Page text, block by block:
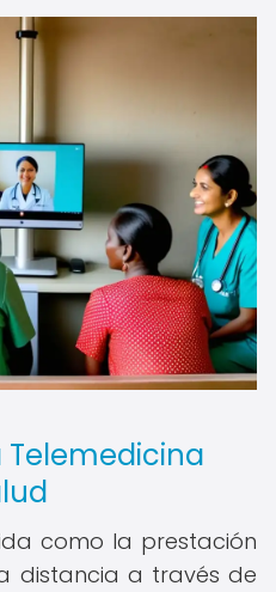
como la prestación
distancia a través de